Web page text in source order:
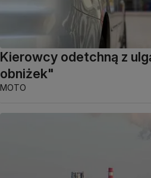
Kierowcy odetchną z
obniżek"
MOTO